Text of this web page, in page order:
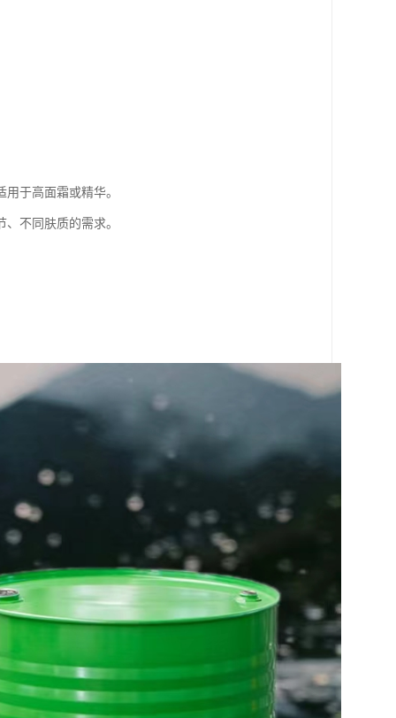
于高面霜或精华。
不同肤质的需求。